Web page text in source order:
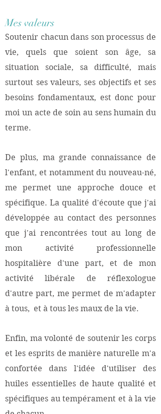
Mes valeurs
Soutenir chacun dans son processus de
vie, quels que soient son âge, sa
situation sociale, sa difficulté, mais
surtout ses valeurs, ses objectifs et ses
besoins fondamentaux, est donc pour
moi un acte de soin au sens humain du
terme.
De plus, ma grande connaissance de
l'enfant, et notamment du nouveau-né,
me permet une approche douce et
spécifique. La qualité d'écoute que j'ai
développée au contact des personnes
que j'ai rencontrées tout au long de
mon activité professionnelle
hospitalière d'une part, et de mon
activité libérale de réflexologue
d'autre part, me permet de m'adapter
à tous, et à tous les maux de la vie.
Enfin, ma volonté de soutenir les corps
et les esprits de manière naturelle m'a
confortée dans l'idée d'utiliser des
huiles essentielles de haute qualité et
spécifiques au tempérament et à la vie